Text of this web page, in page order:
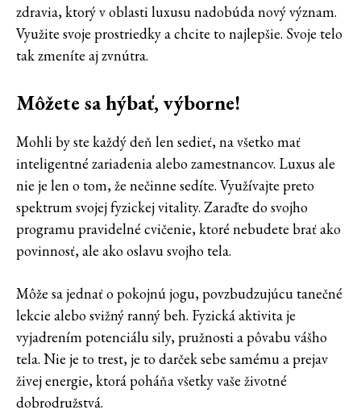
zdravia, ktorý v oblasti luxusu nadobúda nový význam.
Využite svoje prostriedky a chcite to najlepšie. Svoje telo
tak zmeníte aj zvnútra.
Môžete sa hýbať, výborne!
Mohli by ste každý deň len sedieť, na všetko mať
inteligentné zariadenia alebo zamestnancov. Luxus ale
nie je len o tom, že nečinne sedíte. Využívajte preto
spektrum svojej fyzickej vitality. Zaraďte do svojho
programu pravidelné cvičenie, ktoré nebudete brať ako
povinnosť, ale ako oslavu svojho tela.
Môže sa jednať o pokojnú jogu, povzbudzujúcu tanečné
lekcie alebo svižný ranný beh. Fyzická aktivita je
vyjadrením potenciálu sily, pružnosti a pôvabu vášho
tela. Nie je to trest, je to darček sebe samému a prejav
živej energie, ktorá poháňa všetky vaše životné
dobrodružstvá.